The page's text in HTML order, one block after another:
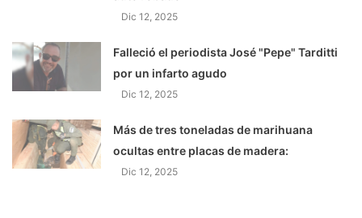
Dic 12, 2025
Falleció el periodista José "Pepe" Tarditti
por un infarto agudo
Dic 12, 2025
Más de tres toneladas de marihuana
ocultas entre placas de madera:
Dic 12, 2025